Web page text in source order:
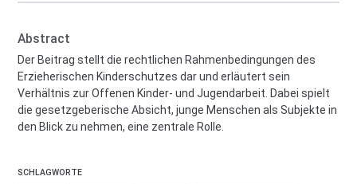
Abstract
Der Beitrag stellt die rechtlichen Rahmenbedingungen des
Erzieherischen Kinderschutzes dar und erläutert sein
Verhältnis zur Offenen Kinder- und Jugendarbeit. Dabei spielt
die gesetzgeberische Absicht, junge Menschen als Subjekte in
den Blick zu nehmen, eine zentrale Rolle.
SCHLAGWORTE